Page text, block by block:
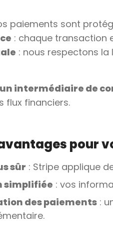
paiements sont
: chaque transaction
: nous respectons
intermédiaire de
flux financiers.
pour
sûr : Stripe applique
simplifiée : vos
des paiements :